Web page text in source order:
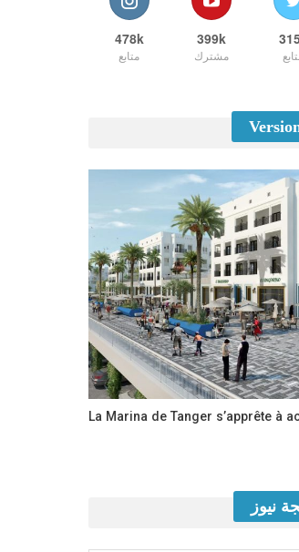
399k
مشترك
478k
متابع
La Marina de Tanger s’apprête à
نيوز